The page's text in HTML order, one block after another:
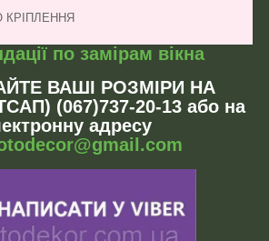
КРІПЛЕННЯ
по замірам вікна
ВАШІ РОЗМІРИ НА
(067)737-20-13 або на
адресу